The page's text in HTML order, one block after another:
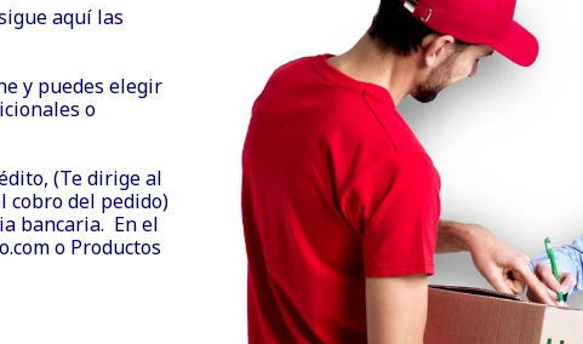
aquí las
y puedes elegir
o
(Te dirige al
cobro del pedido)
bancaria. En el
o Productos